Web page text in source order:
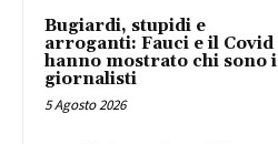
Bugiardi, stupidi e
arroganti: Fauci e il Covid
hanno mostrato chi sono i
giornalisti
5 Agosto 2026